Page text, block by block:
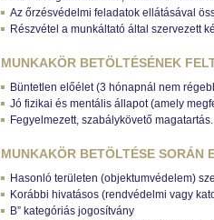
Az őrzésvédelmi feladatok ellátásával
Részvétel a munkáltató által szervezett
MUNKAKÖR BETÖLTÉSÉNEK
Büntetlen előélet (3 hónapnál nem
Jó fizikai és mentális állapot (amely
Fegyelmezett, szabálykövető magatartás.
MUNKAKÖR BETÖLTÉSE SORÁN
Hasonló területen (objektumvédelem)
Korábbi hivatásos (rendvédelmi vagy
B” kategóriás jogosítvány